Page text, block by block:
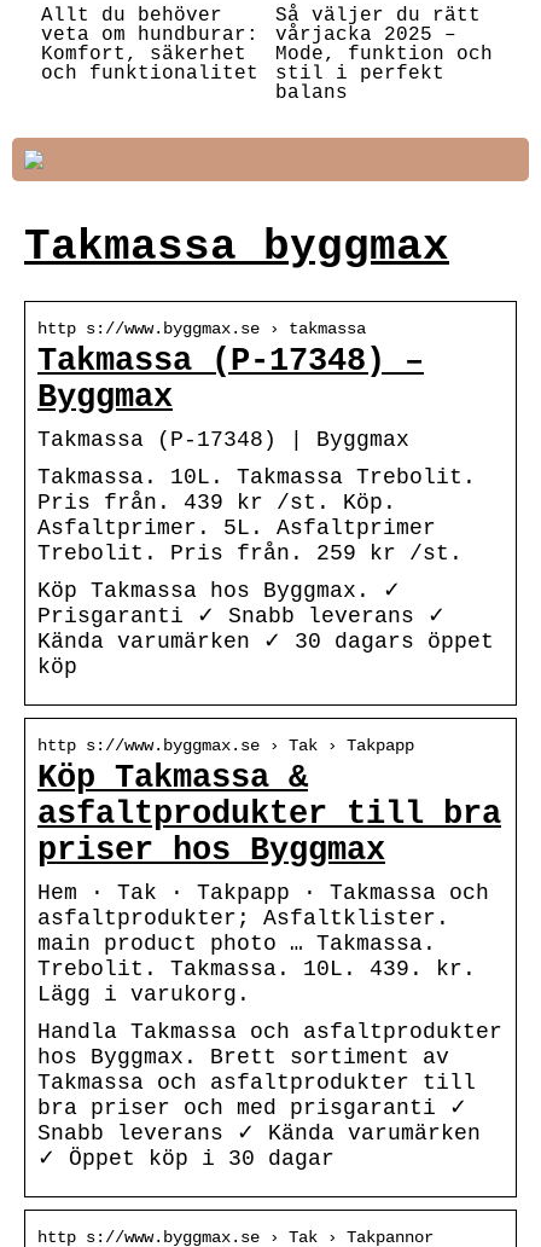
Allt du behöver
veta om hundburar:
Komfort, säkerhet
och funktionalitet
Så väljer du rätt
vårjacka 2025 –
Mode, funktion och
stil i perfekt
balans
Takmassa byggmax
http s://www.byggmax.se › takmassa
Takmassa (P-17348) –
Byggmax
Takmassa (P-17348) | Byggmax
Takmassa. 10L. Takmassa Trebolit.
Pris från. 439 kr /st. Köp.
Asfaltprimer. 5L. Asfaltprimer
Trebolit. Pris från. 259 kr /st.
Köp Takmassa hos Byggmax. ✓
Prisgaranti ✓ Snabb leverans ✓
Kända varumärken ✓ 30 dagars öppet
köp
http s://www.byggmax.se › Tak › Takpapp
Köp Takmassa &
asfaltprodukter till bra
priser hos Byggmax
Hem · Tak · Takpapp · Takmassa och
asfaltprodukter; Asfaltklister.
main product photo … Takmassa.
Trebolit. Takmassa. 10L. 439. kr.
Lägg i varukorg.
Handla Takmassa och asfaltprodukter
hos Byggmax. Brett sortiment av
Takmassa och asfaltprodukter till
bra priser och med prisgaranti ✓
Snabb leverans ✓ Kända varumärken
✓ Öppet köp i 30 dagar
http s://www.byggmax.se › Tak › Takpannor